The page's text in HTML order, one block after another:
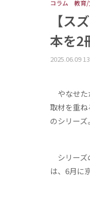
コラム 教育/
【ス
本を2
2025.06.09
やなせた
取材を重
のシリーズ。
シリーズ
は、6月に